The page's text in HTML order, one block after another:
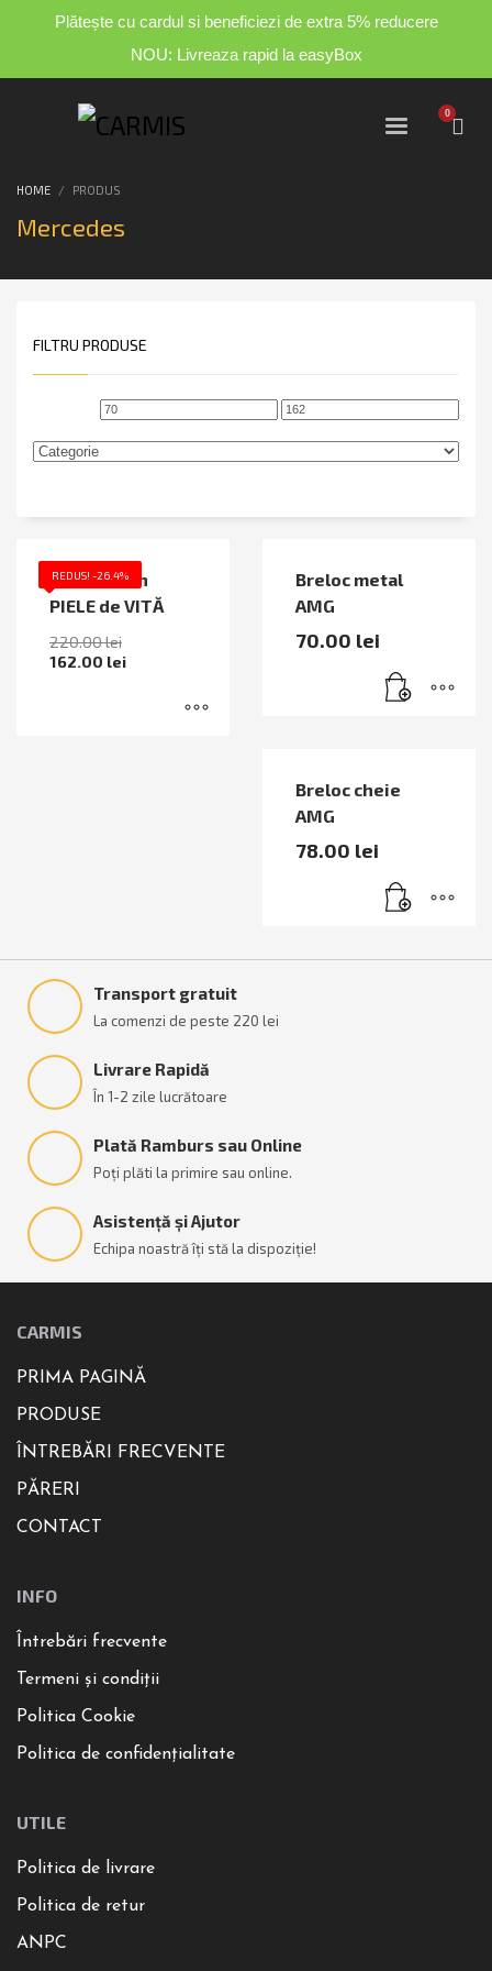
Plătește cu cardul si beneficiezi de extra 5% reducere
NOU: Livreaza rapid la easyBox
HOME PRODUS
Mercedes
REDUS! -26.4%
Portdoc din
PIELE de VITĂ
220.00lei
162.00 lei
Breloc metal
AMG
70.00 lei
Breloc cheie
AMG
78.00 lei
FILTRU PRODUSE
Transport gratuit
La comenzi de peste 220 lei
Livrare Rapidă
În 1-2 zile lucrătoare
Plată Ramburs sau Online
Poți plăti la primire sau online.
Asistență și Ajutor
Echipa noastră îți stă la dispoziție!
CARMIS
PRIMA PAGINĂ
PRODUSE
ÎNTREBĂRI FRECVENTE
PĂRERI
CONTACT
INFO
Întrebări frecvente
Termeni și condiții
Politica Cookie
Politica de confidențialitate
UTILE
Politica de livrare
Politica de retur
ANPC